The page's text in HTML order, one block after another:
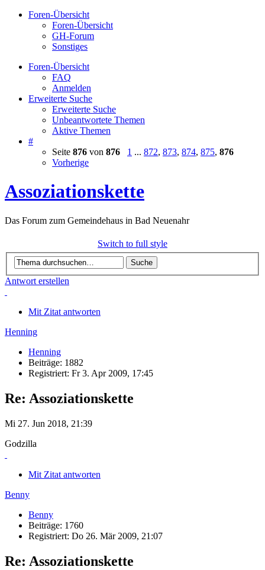
Foren-Übersicht
Foren-Übersicht
GH-Forum
Sonstiges
Foren-Übersicht
FAQ
Anmelden
Erweiterte Suche
Erweiterte Suche
Unbeantwortete Themen
Aktive Themen
#
Seite 876 von 876 1 ... 872, 873, 874, 875, 876
Vorherige
Assoziationskette
Das Forum zum Gemeindehaus in Bad Neuenahr
Switch to full style
Antwort erstellen
Mit Zitat antworten
Henning
Henning
Beiträge: 1882
Registriert: Fr 3. Apr 2009, 17:45
Re: Assoziationskette
Mi 27. Jun 2018, 21:39
Godzilla
Mit Zitat antworten
Benny
Benny
Beiträge: 1760
Registriert: Do 26. Mär 2009, 21:07
Re: Assoziationskette